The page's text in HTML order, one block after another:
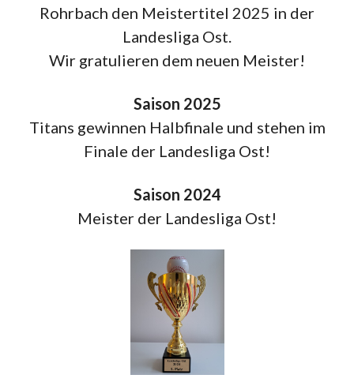
Rohrbach den Meistertitel 2025 in der
Landesliga Ost.
Wir gratulieren dem neuen Meister!
Saison 2025
Titans gewinnen Halbfinale und stehen im
Finale der Landesliga Ost!
Saison 2024
Meister der Landesliga Ost!